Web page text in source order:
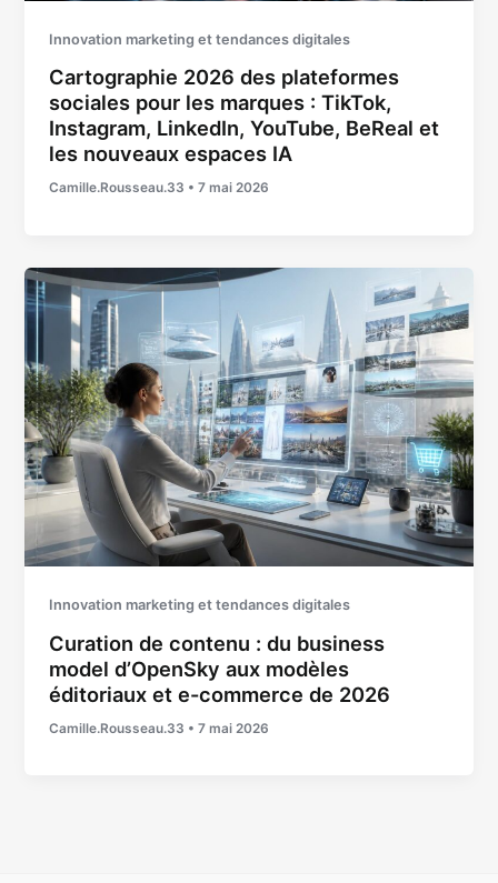
Innovation marketing et tendances digitales
Cartographie 2026 des plateformes
sociales pour les marques : TikTok,
Instagram, LinkedIn, YouTube, BeReal et
les nouveaux espaces IA
Camille.Rousseau.33 •7 mai 2026
Innovation marketing et tendances digitales
Curation de contenu : du business
model d’OpenSky aux modèles
éditoriaux et e-commerce de 2026
Camille.Rousseau.33 •7 mai 2026